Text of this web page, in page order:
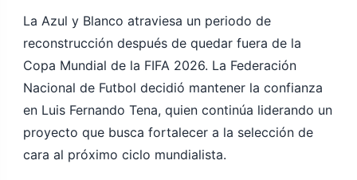
La Azul y Blanco atraviesa un periodo de
reconstrucción después de quedar fuera de la
Copa Mundial de la FIFA 2026. La Federación
Nacional de Futbol decidió mantener la confianza
en Luis Fernando Tena, quien continúa liderando un
proyecto que busca fortalecer a la selección de
cara al próximo ciclo mundialista.